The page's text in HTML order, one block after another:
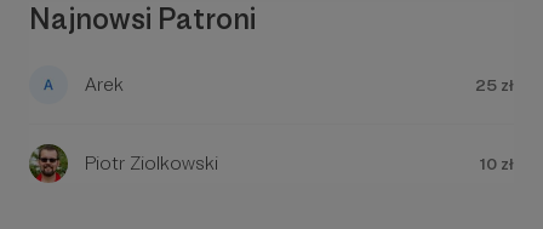
polityki prywatności
Najnowsi Patroni
Arek 25 zł
Piotr Ziolkowski 10 zł